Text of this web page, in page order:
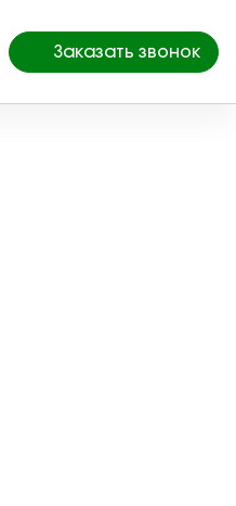
Заказать звонок